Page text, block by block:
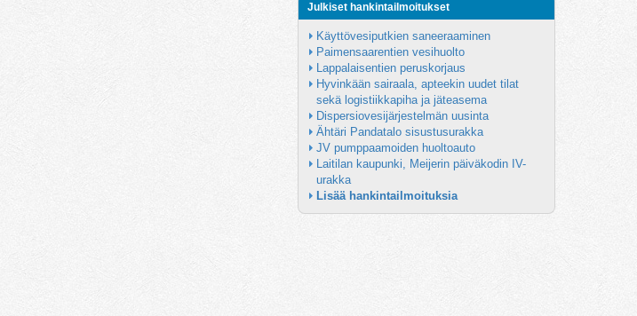
Julkiset hankintailmoitukset
Käyttövesiputkien saneeraaminen
Paimensaarentien vesihuolto
Lappalaisentien peruskorjaus
Hyvinkään sairaala, apteekin uudet tilat
sekä logistiikkapiha ja jäteasema
Dispersiovesijärjestelmän uusinta
Ähtäri Pandatalo sisustusurakka
JV pumppaamoiden huoltoauto
Laitilan kaupunki, Meijerin päiväkodin IV-
urakka
Lisää hankintailmoituksia